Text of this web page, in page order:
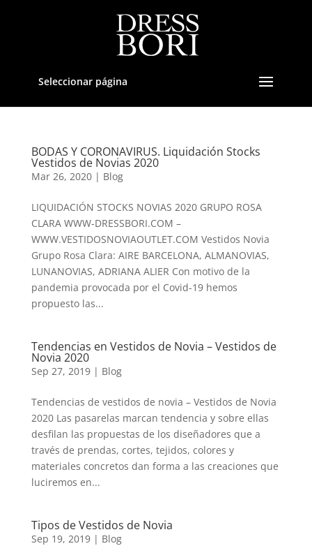
Seleccionar página
BODAS Y CORONAVIRUS. Liquidación Stocks
Vestidos de Novias 2020
Mar 26, 2020| Blog
LIQUIDACIÓN STOCKS NOVIAS 2020 GRUPO ROSA
CLARA WWW-DRESSBORI.COM –
WWW.VESTIDOSNOVIAOUTLET.COM Vestidos Novia
Grupo Rosa Clara: AIRE BARCELONA, ALMANOVIAS,
LUNANOVIAS, ADRIANA ALIER Con motivo de la
pandemia provocada por el Covid-19 hemos
propuesto las...
Tendencias en Vestidos de Novia – Vestidos de
Novia 2020
Sep 27, 2019| Blog
Tendencias de vestidos de novia – Vestidos de Novia
2020 Las pasarelas marcan tendencia y sobre ellas
desfilan las propuestas de los diseñadores que a
través de prendas, cortes, tejidos, colores y
materiales concretos dan forma a las creaciones que
luciremos en...
Tipos de Vestidos de Novia
Sep 19, 2019| Blog